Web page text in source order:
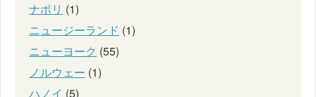
ナポリ (1)
ニュージーランド (1)
ニューヨーク (55)
ノルウェー (1)
ハノイ (5)